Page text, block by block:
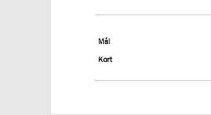
Mål
Kort